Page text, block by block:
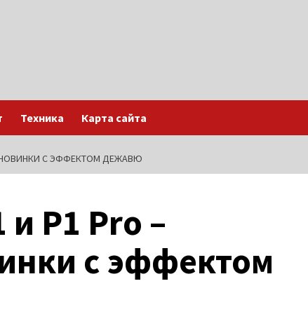
Техника Карта сайта
НОВИНКИ С ЭФФЕКТОМ ДЕЖАВЮ
P1 Pro –
с эффектом